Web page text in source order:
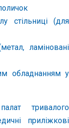
стільниці (для
ламіновані
обладнанням у
тривалого
приліжкові